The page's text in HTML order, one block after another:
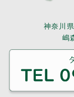
神奈川
嶋